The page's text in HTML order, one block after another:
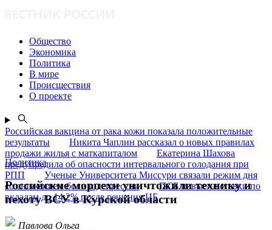
Общество
Экономика
Политика
В мире
Происшествия
О проекте
Российская вакцина от рака кожи показала положительные
результаты
Никита Чаплин рассказал о новых правилах
продажи жилья с маткапиталом
Екатерина Шахова
предупредила об опасности интервального голодания при
РПП
Ученые Университета Миссури связали режим дня
со снижением боли и депрессии
ПСБ повысил ставки по
вкладам до 14,2% после решения ЦБ
Политика
Российские морпехи уничтожили технику и
пехоту ВСУ в Курской области
Павлова Ольга